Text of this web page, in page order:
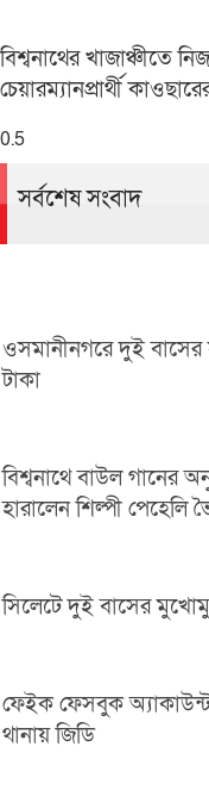
বিশ্বনাথের খাজাঞ্চীতে
চেয়ারম্যানপ্রার্থী
সর্বশেষ সংবাদ
ওসমানীনগরে দুই বাসের
টাকা
বিশ্বনাথে বাউল গানের
হারালেন শিল্পী পেহেলি
সিলেটে দুই বাসের
ফেইক ফেসবুক
থানায় জিডি